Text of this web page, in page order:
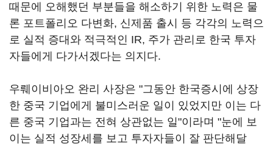
때문에 오해했던 부분들을 해소하기 위한 노력은 물
론 포트폴리오 다변화, 신제품 출시 등 각각의 노력으
로 실적 증대와 적극적인 IR, 주가 관리로 한국 투자
자들에게 다가서겠다는 의지다.
우뤠이비아오 완리 사장은 "그동안 한국증시에 상장
한 중국 기업에게 불미스러운 일이 있었지만 이는 다
른 중국 기업과는 전혀 상관없는 일"이라며 "눈에 보
이는 실적 성장세를 보고 투자자들이 잘 판단해달